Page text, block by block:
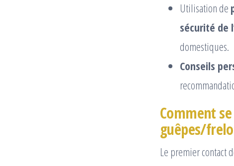
Utilisation de
sécurité de
domestiques.
Conseils
Comment
guêpes/
Le premier contact